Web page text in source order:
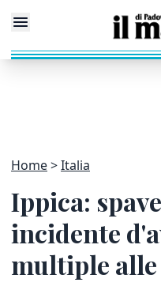
Home Italia
Ippica:
incidente
multiple